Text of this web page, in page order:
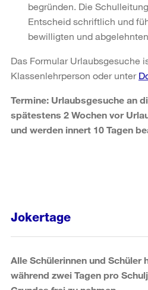
begründen. Die
Entscheid schriftlich und
bewilligten und
Das Formular Urlaubsgesuche
Klassenlehrperson oder unter
Termine: Urlaubsgesuche an
spätestens 2 Wochen vor
und werden innert 10 Tagen
Jokertage
Alle Schülerinnen und Schüler
während zwei Tagen pro